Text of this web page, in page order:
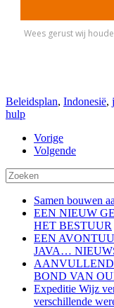
Beleidsplan, Indonesië,
hulp
Vorige
Volgende
Samen bouwen
EEN NIEUW
HET BESTUUR
EEN
JAVA…
BOND VAN
Expeditie Wijz
verschillende